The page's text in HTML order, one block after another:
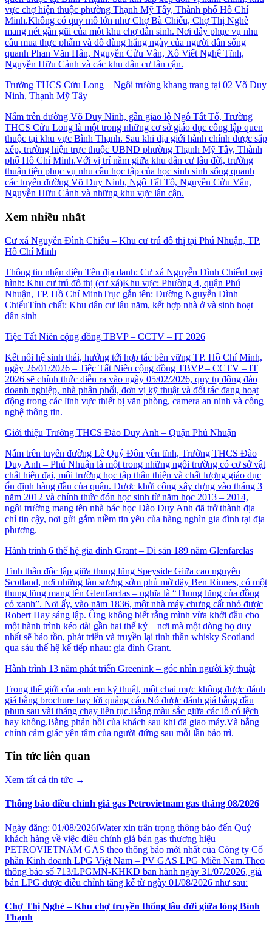
vực chợ hiện thuộc phường Thạnh Mỹ Tây, Thành phố Hồ Chí
Minh.Không có quy mô lớn như Chợ Bà Chiểu, Chợ Thị Nghè
mang nét gần gũi của một khu chợ dân sinh. Nơi đây phục vụ nhu
cầu mua thực phẩm và đồ dùng hằng ngày của người dân sống
quanh Phan Văn Hân, Nguyễn Cửu Vân, Xô Viết Nghệ Tĩnh,
Nguyễn Hữu Cảnh và các khu dân cư lân cận.
Trường THCS Cửu Long – Ngôi trường khang trang tại 02 Võ Duy
Ninh, Thạnh Mỹ Tây
Nằm trên đường Võ Duy Ninh, gần giao lộ Ngô Tất Tố, Trường
THCS Cửu Long là một trong những cơ sở giáo dục công lập quen
thuộc tại khu vực Bình Thạnh. Sau khi địa giới hành chính được sắp
xếp, trường hiện trực thuộc UBND phường Thạnh Mỹ Tây, Thành
phố Hồ Chí Minh.Với vị trí nằm giữa khu dân cư lâu đời, trường
thuận tiện phục vụ nhu cầu học tập của học sinh sinh sống quanh
các tuyến đường Võ Duy Ninh, Ngô Tất Tố, Nguyễn Cửu Vân,
Nguyễn Hữu Cảnh và những khu vực lân cận.
Xem nhiều nhất
Cư xá Nguyễn Đình Chiểu – Khu cư trú đô thị tại Phú Nhuận, TP.
Hồ Chí Minh
Thông tin nhận diện Tên địa danh: Cư xá Nguyễn Đình ChiểuLoại
hình: Khu cư trú đô thị (cư xá)Khu vực: Phường 4, quận Phú
Nhuận, TP. Hồ Chí MinhTrục gắn tên: Đường Nguyễn Đình
ChiểuTính chất: Khu dân cư lâu năm, kết hợp nhà ở và sinh hoạt
dân sinh
Tiệc Tất Niên cộng đồng TBVP – CCTV – IT 2026
Kết nối hệ sinh thái, hướng tới hợp tác bền vững TP. Hồ Chí Minh,
ngày 26/01/2026 – Tiệc Tất Niên cộng đồng TBVP – CCTV – IT
2026 sẽ chính thức diễn ra vào ngày 05/02/2026, quy tụ đông đảo
doanh nghiệp, nhà phân phối, đơn vị kỹ thuật và đối tác đang hoạt
động trong các lĩnh vực thiết bị văn phòng, camera an ninh và công
nghệ thông tin.
Giới thiệu Trường THCS Đào Duy Anh – Quận Phú Nhuận
Nằm trên tuyến đường Lê Quý Đôn yên tĩnh, Trường THCS Đào
Duy Anh – Phú Nhuận là một trong những ngôi trường có cơ sở vật
chất hiện đại, môi trường học tập thân thiện và chất lượng giáo dục
ổn định hàng đầu của quận. Được khởi công xây dựng vào tháng 3
năm 2012 và chính thức đón học sinh từ năm học 2013 – 2014,
ngôi trường mang tên nhà bác học Đào Duy Anh đã trở thành địa
chỉ tin cậy, nơi gửi gắm niềm tin yêu của hàng nghìn gia đình tại địa
phương.
Hành trình 6 thế hệ gia đình Grant – Di sản 189 năm Glenfarclas
Tinh thần độc lập giữa thung lũng Speyside Giữa cao nguyên
Scotland, nơi những làn sương sớm phủ mờ dãy Ben Rinnes, có một
thung lũng mang tên Glenfarclas – nghĩa là “Thung lũng của đồng
cỏ xanh”. Nơi ấy, vào năm 1836, một nhà máy chưng cất nhỏ được
Robert Hay sáng lập. Ông không biết rằng mình vừa khởi đầu cho
một hành trình kéo dài gần hai thế kỷ – nơi mà một dòng họ duy
nhất sẽ bảo tồn, phát triển và truyền lại tinh thần whisky Scotland
qua sáu thế hệ kế tiếp nhau: gia đình Grant.
Hành trình 13 năm phát triển Greenink – góc nhìn người kỹ thuật
Trong thế giới của anh em kỹ thuật, một chai mực không được đánh
giá bằng brochure hay lời quảng cáo.Nó được đánh giá bằng đầu
phun sau vài tháng chạy liên tục.Bằng màu sắc giữa các lô có lệch
hay không.Bằng phản hồi của khách sau khi đã giao máy.Và bằng
chính cảm giác yên tâm của người đứng sau mỗi lần bảo trì.
Tin tức liên quan
Xem tất cả tin tức →
Thông báo điều chỉnh giá gas Petrovietnam gas tháng 08/2026
Ngày đăng: 01/08/2026iWater xin trân trọng thông báo đến Quý
khách hàng về việc điều chỉnh giá bán gas thương hiệu
PETROVIETNAM GAS theo thông báo mới nhất của Công ty Cổ
phần Kinh doanh LPG Việt Nam – PV GAS LPG Miền Nam.Theo
thông báo số 713/LPGMN-KHKD ban hành ngày 31/07/2026, giá
bán LPG được điều chỉnh tăng kể từ ngày 01/08/2026 như sau:
Chợ Thị Nghè – Khu chợ truyền thống lâu đời giữa lòng Bình
Thạnh